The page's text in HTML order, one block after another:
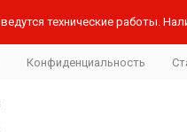
технические работы.
Конфиденциальность